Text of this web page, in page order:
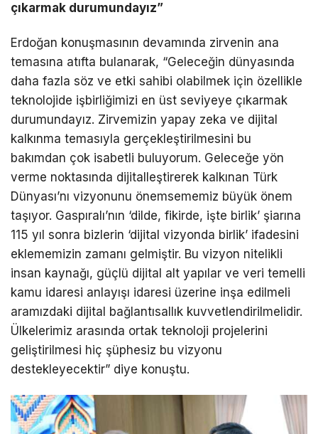
çıkarmak durumundayız”
Erdoğan konuşmasının devamında zirvenin ana
temasına atıfta bulanarak, “Geleceğin dünyasında
daha fazla söz ve etki sahibi olabilmek için özellikle
teknolojide işbirliğimizi en üst seviyeye çıkarmak
durumundayız. Zirvemizin yapay zeka ve dijital
kalkınma temasıyla gerçekleştirilmesini bu
bakımdan çok isabetli buluyorum. Geleceğe yön
verme noktasında dijitalleştirerek kalkınan Türk
Dünyası’nı vizyonunu önemsememiz büyük önem
taşıyor. Gaspıralı’nın ‘dilde, fikirde, işte birlik’ şiarına
115 yıl sonra bizlerin ‘dijital vizyonda birlik’ ifadesini
eklememizin zamanı gelmiştir. Bu vizyon nitelikli
insan kaynağı, güçlü dijital alt yapılar ve veri temelli
kamu idaresi anlayışı idaresi üzerine inşa edilmeli
aramızdaki dijital bağlantısallık kuvvetlendirilmelidir.
Ülkelerimiz arasında ortak teknoloji projelerini
geliştirilmesi hiç şüphesiz bu vizyonu
destekleyecektir” diye konuştu.